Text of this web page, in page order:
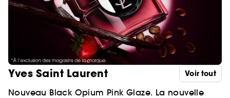
Yves Saint Laurent
Nouveau Black Opium Pink Glaze. La nouvelle
Voir tout